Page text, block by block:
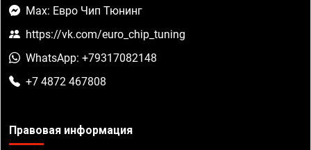
Max: Евро Чип Тюнинг
https://vk.com/euro_chip_tuning
WhatsApp: +79317082148
+7 4872 467808
Правовая информация